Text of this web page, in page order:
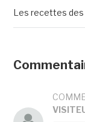
Les recettes des